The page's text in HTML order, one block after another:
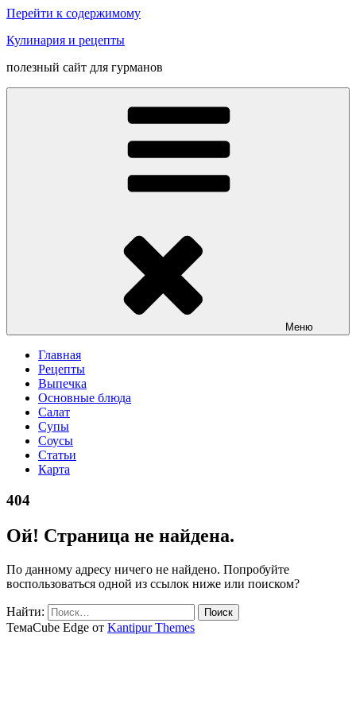
Перейти к содержимому
Кулинария и рецепты
полезный сайт для гурманов
Меню
Главная
Рецепты
Выпечка
Основные блюда
Салат
Супы
Соусы
Статьи
Карта
404
Ой! Страница не найдена.
По данному адресу ничего не найдено. Попробуйте
воспользоваться одной из ссылок ниже или поиском?
Найти:
ТемаCube Edge от Kantipur Themes